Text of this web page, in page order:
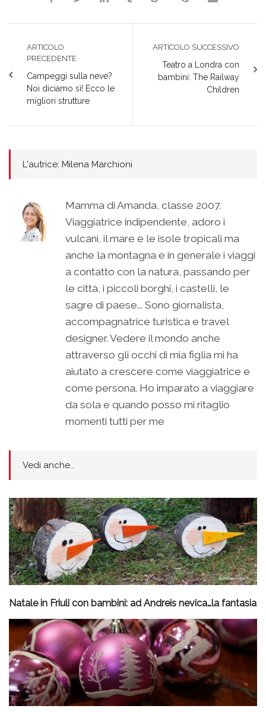
ARTICOLO
PRECEDENTE
Campeggi sulla neve?
Noi diciamo sì! Ecco le
migliori strutture
ARTICOLO SUCCESSIVO
Teatro a Londra con
bambini: The Railway
Children
L'autrice: Milena Marchioni
Mamma di Amanda, classe 2007.
Viaggiatrice indipendente, adoro i
vulcani, il mare e le isole tropicali ma
anche la montagna e in generale i viaggi
a contatto con la natura, passando per
le città, i piccoli borghi, i castelli, le
sagre di paese... Sono giornalista,
accompagnatrice turistica e travel
designer. Vedere il mondo anche
attraverso gli occhi di mia figlia mi ha
aiutato a crescere come viaggiatrice e
come persona. Ho imparato a viaggiare
da sola e quando posso mi ritaglio
momenti tutti per me
Vedi anche...
Natale in Friuli con bambini: ad Andreis nevica…la fantasia